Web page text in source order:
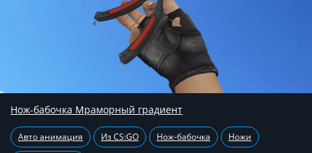
Нож-бабочка Мраморный градиент
Авто анимация Из CS:GO Нож-бабочка Ножи